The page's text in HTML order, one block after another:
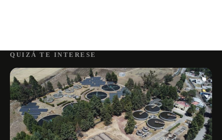
QUIZÁ TE INTERESE